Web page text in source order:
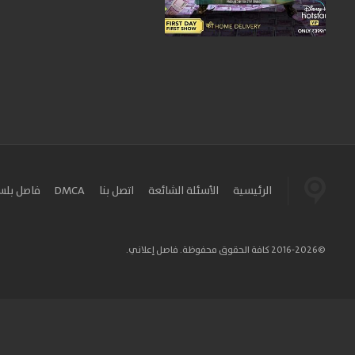
الرئيسية الأسئلة الشائعة اتصل بنا DMCA فاصل
©2016-2026 كافة الحقوق محفوظة. فاصل إعلاني.